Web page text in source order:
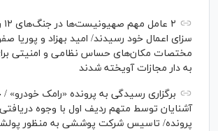
سزای اعمال خود رسیدند/ امید بهزاد و پوریا
مختصات مکان‌های حساس نظامی و امنیتی
به دار مجازات آویخته شدند
برگزاری رسیدگی به پرونده «رامک خودرو»
آشنایان توسط متهم ردیف اول با وجوه
پرونده/ تاسیس شرکت پوششی به منظور